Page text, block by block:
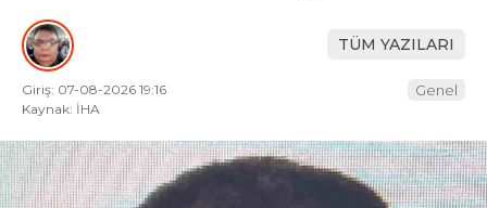
TÜM YAZILARI
Giriş: 07-08-2026 19:16
Kaynak: İHA
Genel